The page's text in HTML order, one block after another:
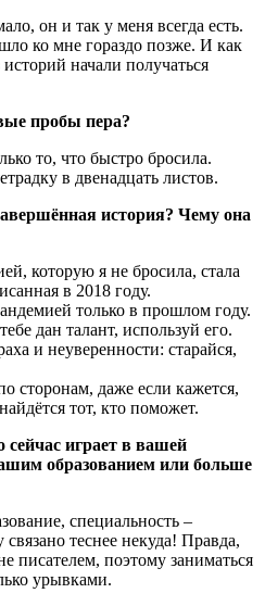
он и так у меня всегда есть.
ко мне гораздо позже. И как
начали получаться
пробы пера?
то, что быстро бросила.
в двенадцать листов.
история? Чему она
которую я не бросила, стала
в 2018 году.
только в прошлом году.
дан талант, используй его.
и неуверенности: старайся,
даже если кажется,
тот, кто поможет.
сейчас играет в вашей
образованием или больше
специальность –
теснее некуда! Правда,
писателем, поэтому заниматься
урывками.